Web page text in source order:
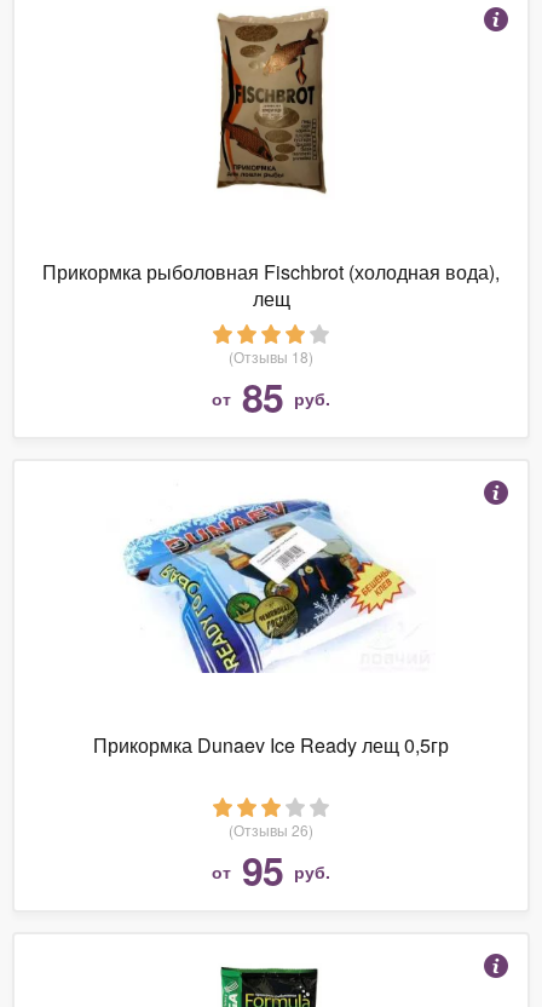
Прикормка рыболовная Fischbrot (холодная вода),
лещ
(Отзывы 18)
от 85 руб.
Прикормка Dunaev Ice Ready лещ 0,5гр
(Отзывы 26)
от 95 руб.